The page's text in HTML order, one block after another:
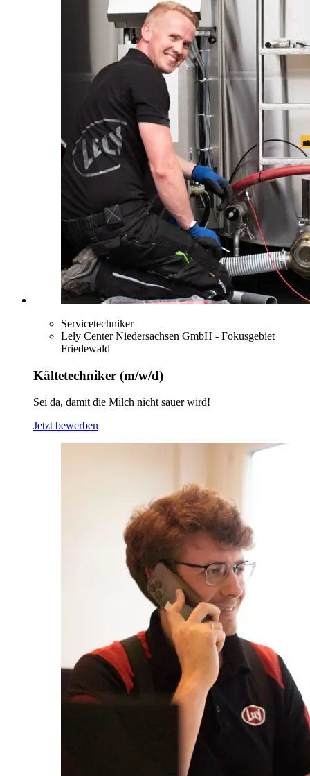
Servicetechniker
Lely Center Niedersachsen GmbH - Fokusgebiet
Friedewald
Kältetechniker (m/w/d)
Sei da, damit die Milch nicht sauer wird!
Jetzt bewerben